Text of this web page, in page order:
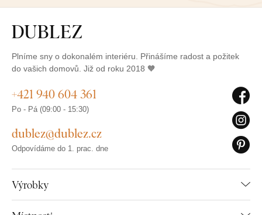
Plníme sny o dokonalém interiéru. Přinášíme radost a požitek
do vašich domovů. Již od roku 2018 🧡
Výrobky
+421 940 604 361
Po - Pá (09:00 - 15:30)
dublez@dublez.cz
Odpovídáme do 1. prac. dne